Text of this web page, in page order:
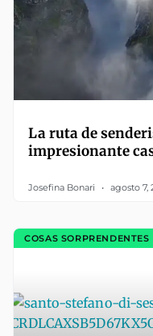
La ruta de
impresionante
Josefina Bonari agosto 7,
COSAS SORPRENDENTES